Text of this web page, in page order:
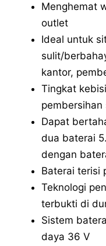
Menghemat
outlet
Ideal untuk
sulit/
kantor,
Tingkat
pembersihan
Dapat
dua baterai
dengan
Baterai terisi
Teknologi
terbukti di
Sistem
daya 36 V